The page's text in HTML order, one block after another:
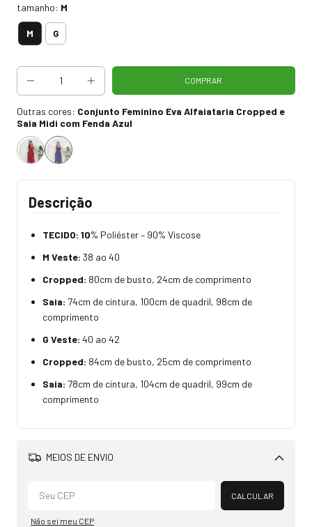
tamanho: M
M G
Outras cores: Conjunto Feminino Eva Alfaiataria Cropped e
Saia Midi com Fenda Azul
Descrição
TECIDO: 10% Poliéster – 90% Viscose
M Veste: 38 ao 40
Cropped: 80cm de busto, 24cm de comprimento
Saia: 74cm de cintura, 100cm de quadril, 98cm de
comprimento
G Veste: 40 ao 42
Cropped: 84cm de busto, 25cm de comprimento
Saia: 78cm de cintura, 104cm de quadril, 99cm de
comprimento
MEIOS DE ENVIO
Alterar CEP
CALCULAR
Não sei meu CEP